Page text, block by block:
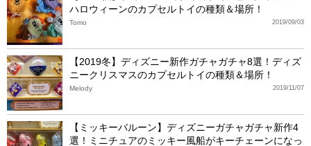
ハロウィーンのカプセルトイの種類＆場所！
2019/09/03
Tomo
【2019冬】ディズニー新作ガチャガチャ8選！ディズ
ニークリスマスのカプセルトイの種類＆場所！
2019/11/07
Melody
【ミッキーバルーン】ディズニーガチャガチャ新作4
選！ミニチュアのミッキー風船がキーチェーンになっ